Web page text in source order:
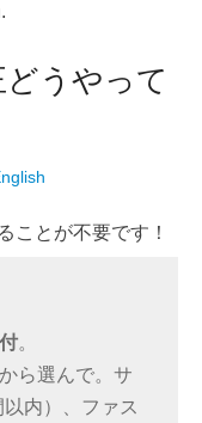
うやって
ことが不要です！
。
ら選んで。 サ
内）、ファス